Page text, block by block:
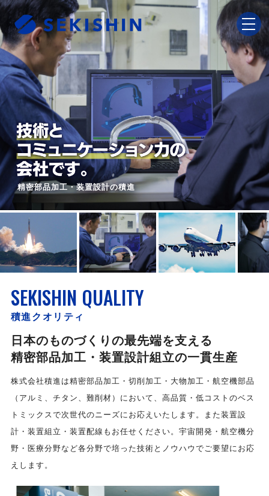
精密部品加工・装置設計の積進
SEKISHIN QUALITY
積進クオリティ
日本のものづくりの最先端を支える
精密部品加工・装置設計組立の一貫生産
株式会社積進は精密部品加工・切削加工・大物加工・航空機部品
（アルミ、チタン、難削材）において、高品質・低コストのベス
トミックスで次世代のニーズにお応えいたします。また装置設
計・装置組立・装置配線もお任せください。宇宙開発・航空機分
野・医療分野など各分野で培った技術とノウハウでご要望にお応
えします。